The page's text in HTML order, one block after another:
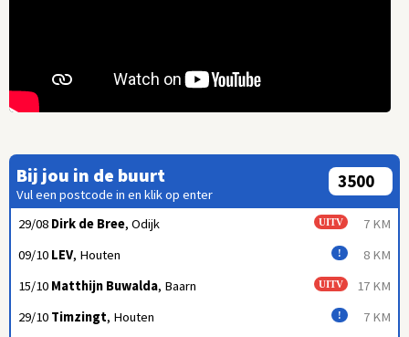
Bij jou in de buurt
Vul een postcode in en klik op enter
7 KM
UITV
29/08 Dirk de Bree, Odijk
8 KM
!
09/10 LEV, Houten
17 KM
UITV
15/10 Matthijn Buwalda, Baarn
7 KM
!
29/10 Timzingt, Houten